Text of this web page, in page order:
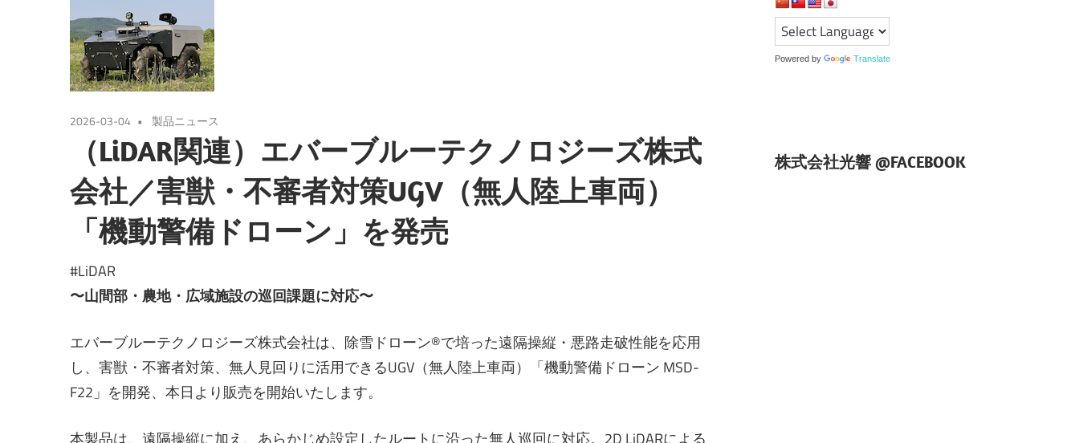
2026-03-04 製品ニュース
（LiDAR関連）エバーブルーテクノロジーズ株式
会社／害獣・不審者対策UGV（無人陸上車両）
「機動警備ドローン」を発売
#LiDAR
〜山間部・農地・広域施設の巡回課題に対応〜
エバーブルーテクノロジーズ株式会社は、除雪ドローン®で培った遠隔操縦・悪路走破性能を応用
し、害獣・不審者対策、無人見回りに活用できるUGV（無人陸上車両）「機動警備ドローン MSD-
F22」を開発、本日より販売を開始いたします。
本製品は、遠隔操縦に加え、あらかじめ設定したルートに沿った無人巡回に対応。2D LiDARによる
Powered by Translate
株式会社光響 @FACEBOOK